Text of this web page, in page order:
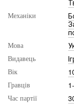
Механіки
Мова
Видавець
Вік
Гравців
Час партії